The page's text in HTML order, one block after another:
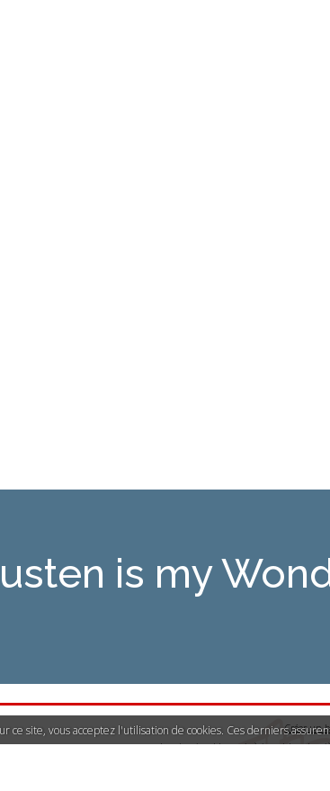
ce site, vous acceptez l'utilisation de cookies. Ces derniers
is my
Créer un
Les derniers blogs mis à jour|Les